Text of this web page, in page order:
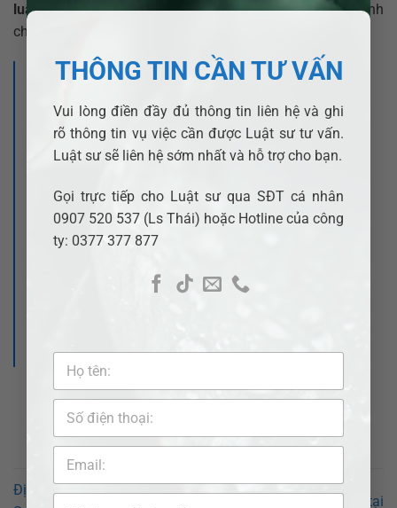
THÔNG TIN CẦN TƯ VẤN
Vui lòng điền đầy đủ thông tin liên hệ và ghi
rõ thông tin vụ việc cần được Luật sư tư vấn.
Luật sư sẽ liên hệ sớm nhất và hỗ trợ cho bạn.
Gọi trực tiếp cho Luật sư qua SĐT cá nhân
0907 520 537 (Ls Thái) hoặc Hotline của công
ty: 0377 377 877
luật, bảo mật tuyệt đối, đặc biệt tại các khu vực hành
chính mới như
>>> Xem thêm:
Luật sư ly hôn nhanh tại phường Tam
Bình – Hỗ trợ pháp lý kịp thời sau sáp
Luật sư ly hôn nhanh tại phường Thủ Đức
– Hỗ trợ pháp lý kịp thời sau sáp nhập
Luật sư ly hôn nhanh tại phường Linh
nhập
Địa chỉ trụ sở Phường Tân
Luật sư ly hôn nhanh tại